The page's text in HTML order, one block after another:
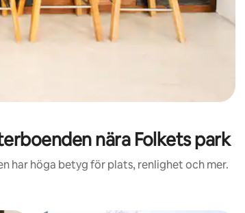
nära Folkets park
har höga betyg för plats, renlighet och mer.